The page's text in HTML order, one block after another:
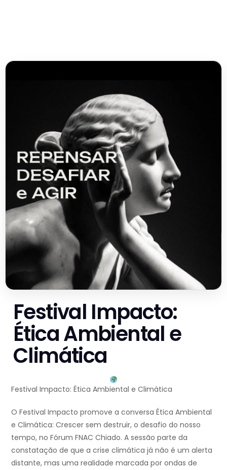
Festival Impacto:
Ética Ambiental e
Climática
Festival Impacto: Ética Ambiental e Climática
O Festival Impacto promove a conversa Ética Ambiental
e Climática: Crescer sem destruir, o desafio do nosso
tempo, no Fórum FNAC Chiado. A sessão parte da
constatação de que a crise climática já não é um alerta
distante, mas uma realidade marcada por ondas de